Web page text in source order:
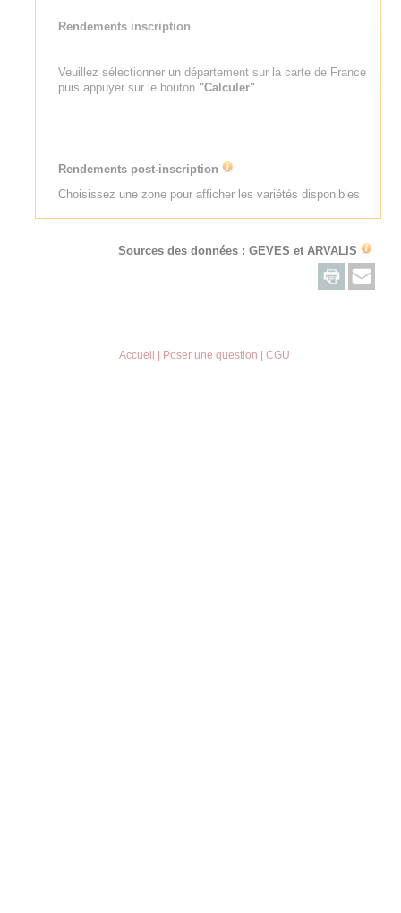
Rendements inscription
Veuillez sélectionner un département sur la carte de France
puis appuyer sur le bouton "Calculer"
Rendements post-inscription
Choisissez une zone pour afficher les variétés disponibles
Sources des données : GEVES etARVALIS
Accueil Poser une question |CGU